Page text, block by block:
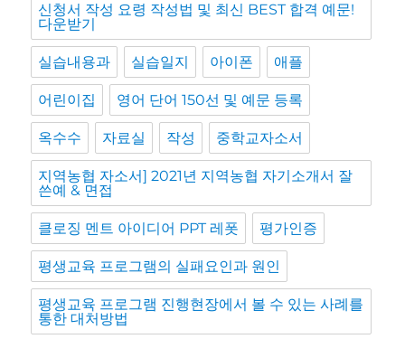
신청서 작성 요령 작성법 및 최신 BEST 합격 예문!
다운받기
실습내용과 실습일지 아이폰 애플
어린이집 영어 단어 150선 및 예문 등록
옥수수 자료실 작성 중학교자소서
지역농협 자소서] 2021년 지역농협 자기소개서 잘
쓴예 & 면접
클로징 멘트 아이디어 PPT 레폿 평가인증
평생교육 프로그램의 실패요인과 원인
평생교육 프로그램 진행현장에서 볼 수 있는 사례를
통한 대처방법